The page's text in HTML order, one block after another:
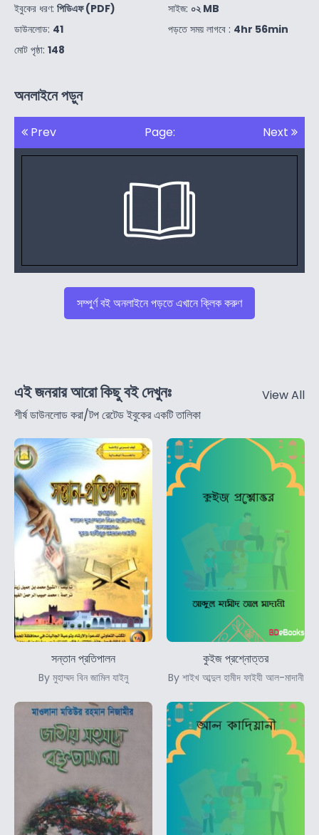
ইবুকের ধরণ: পিডিএফ (PDF)
ডাউনলোড: 41
মোট পৃষ্ঠা: 148
সাইজ: ০২ MB
পড়তে সময় লাগবে : 4hr 56min
অনলাইনে পড়ুন
Prev Page: Next
সম্পুর্ণ বই অনলাইনে পড়তে এখানে ক্লিক করুণ
এই জনরার আরো কিছু বই দেখুনঃ
শীর্ষ ডাউনলোড করা/টপ রেটেড ইবুকের একটি তালিকা
View All
সন্তান প্রতিপালন
By মুহাম্মদ বিন জামিল যাইনু
কুইজ প্রশ্নোত্তর
By শাইখ আব্দুল হামীদ ফাইযী আল-মাদানী